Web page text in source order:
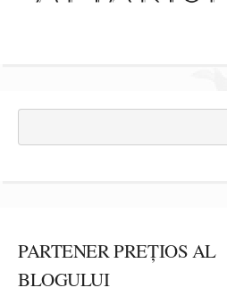
PARTENER PREȚIOS AL
BLOGULUI